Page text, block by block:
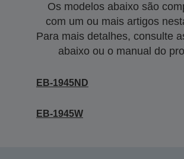
Os modelos abaixo são
com um ou mais artigos
Para mais detalhes, consulte
abaixo ou o manual do
EB-1945ND
EB-1945W